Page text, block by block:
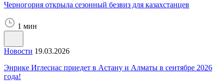
Черногория открыла сезонный безвиз для казахстанцев
1 мин
Новости 19.03.2026
Энрике Иглесиас приедет в Астану и Алматы в сентябре 2026
года!